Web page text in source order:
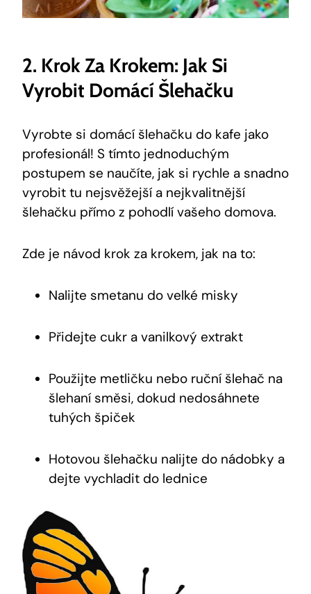
2. Krok Za Krokem: Jak Si
Vyrobit Domácí Šlehačku
Vyrobte si domácí šlehačku do kafe jako
profesionál! S tímto jednoduchým
postupem se naučíte, jak si rychle a snadno
vyrobit tu nejsvěžejší a nejkvalitnější
šlehačku přímo z pohodlí vašeho domova.
Zde je návod krok za krokem, jak na to:
Nalijte smetanu do velké misky
Přidejte cukr a vanilkový extrakt
Použijte metličku nebo ruční šlehač na
šlehaní směsi, dokud nedosáhnete
tuhých špiček
Hotovou šlehačku nalijte do nádobky a
dejte vychladit do lednice